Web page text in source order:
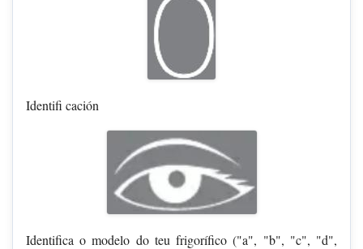
Identifi cación
Identifica o modelo do teu frigorífico ("a", "b", "c", "d",